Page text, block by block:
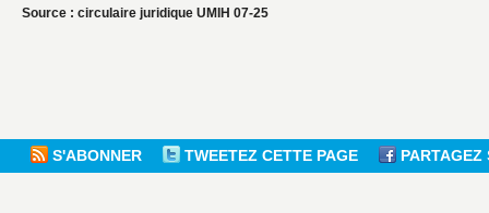
Source : circulaire juridique UMIH 07-25
S'ABONNER TWEETEZ CETTE PAGE PARTAGEZ